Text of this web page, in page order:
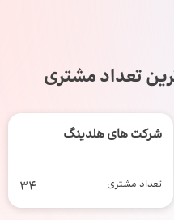
تعداد مشتری
شرکت های هلدینگ
تعداد مشتری 34